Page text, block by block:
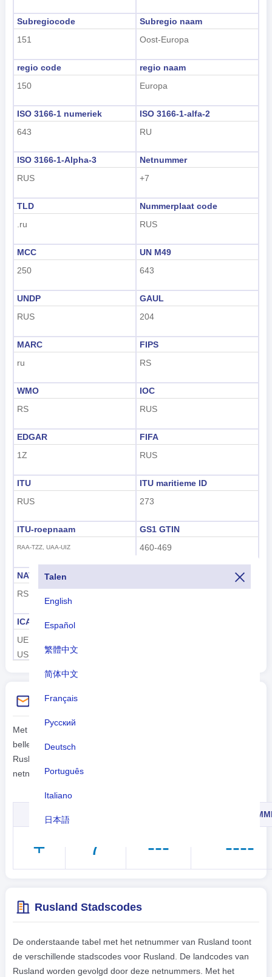
Talen
English
Español
繁體中文
简体中文
Français
Русский
Deutsch
Português
Italiano
日本語
tiếng Việt
हिंदी
Subregiocode
151
Subregio naam
Oost-Europa
regio code
150
regio naam
Europa
ISO 3166-1 numeriek
643
ISO 3166-1-alfa-2
RU
ISO 3166-1-Alpha-3
RUS
Netnummer
+7
TLD
.ru
Nummerplaat code
RUS
MCC
250
UN M49
643
UNDP
RUS
GAUL
204
MARC
ru
FIPS
RS
WMO
RS
IOC
RUS
EDGAR
1Z
FIFA
RUS
ITU
RUS
ITU maritieme ID
273
ITU-roepnaam
RAA-TZZ, UAA-UIZ
GS1 GTIN
460-469
NAVO twee letter
RS
ICAO-luchthavencode
UE, UH, UI, UL, UN, UO, UR,
US, UU, UW
Kies instructies
Met de landcode 7 kunt u vanuit een ander land naar Rusland
bellen. Afghaanse telefooncode 7 wordt gekozen na de IDD.
Rusland internationaal bellen 7 wordt gevolgd door een
netnummer.
IDD
+ 7 --- ----
Rusland Stadscodes
De onderstaande tabel met het netnummer van Rusland toont
de verschillende stadscodes voor Rusland. De landcodes van
Rusland worden gevolgd door deze netnummers. Met het